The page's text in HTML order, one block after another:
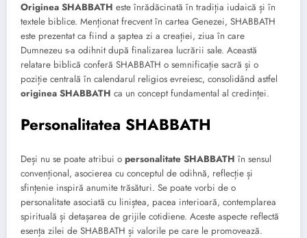
Originea SHABBATH este înrădăcinată în tradiția iudaică și în
textele biblice. Menționat frecvent în cartea Genezei, SHABBATH
este prezentat ca fiind a șaptea zi a creației, ziua în care
Dumnezeu s-a odihnit după finalizarea lucrării sale. Această
relatare biblică conferă SHABBATH o semnificație sacră și o
poziție centrală în calendarul religios evreiesc, consolidând astfel
originea SHABBATH ca un concept fundamental al credinței.
Personalitatea SHABBATH
Deși nu se poate atribui o personalitate SHABBATH în sensul
convențional, asocierea cu conceptul de odihnă, reflecție și
sfințenie inspiră anumite trăsături. Se poate vorbi de o
personalitate asociată cu liniștea, pacea interioară, contemplarea
spirituală și detașarea de grijile cotidiene. Aceste aspecte reflectă
esența zilei de SHABBATH și valorile pe care le promovează.